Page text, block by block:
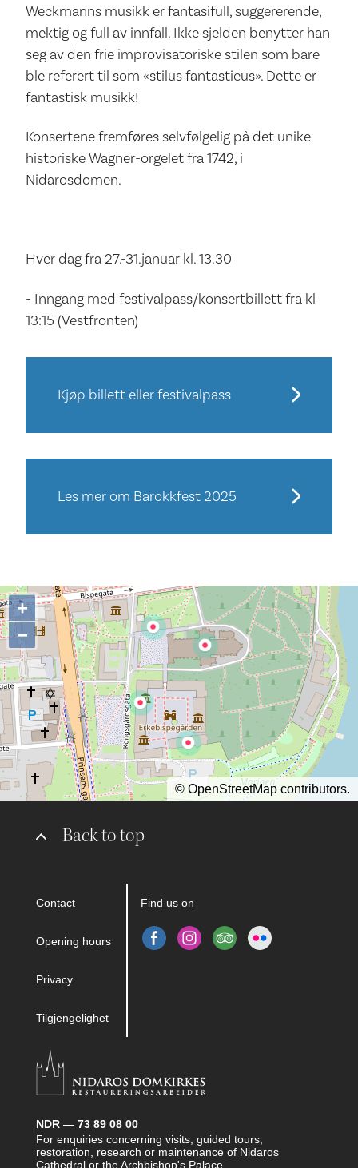
Weckmanns musikk er fantasifull, suggererende,
mektig og full av innfall. Ikke sjelden benytter han
seg av den frie improvisatoriske stilen som bare
ble referert til som «stilus fantasticus». Dette er
fantastisk musikk!
Konsertene fremføres selvfølgelig på det unike
historiske Wagner-orgelet fra 1742, i
Nidarosdomen.
Hver dag fra 27.-31.januar kl. 13.30
- Inngang med festivalpass/konsertbillett fra kl
13:15 (Vestfronten)
Kjøp billett eller festivalpass
Les mer om Barokkfest 2025
Back to top
Contact
Opening hours
Privacy
Tilgjengelighet
Find us on
NDR — 73 89 08 00
For enquiries concerning visits, guided tours,
restoration, research or maintenance of Nidaros
Cathedral or the Archbishop's Palace.
+
−
© OpenStreetMap contributors.